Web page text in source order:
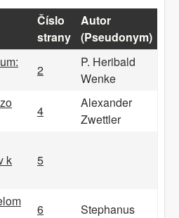
Číslo
strany
Autor
(Pseudonym)
2
P. Heribald
Wenke
4
Alexander
Zwettler
k
5
6 Stephanus